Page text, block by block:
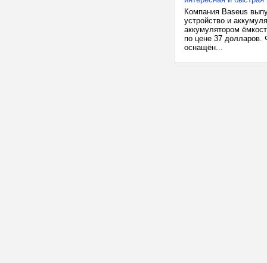
Компания Baseus
устройство и
аккумулятором
по цене 37 долларов.
оснащён...